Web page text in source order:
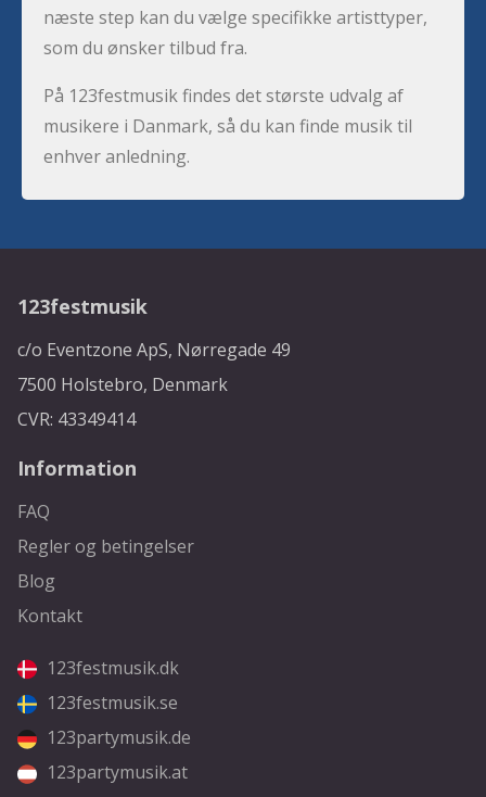
næste step kan du vælge specifikke artisttyper,
som du ønsker tilbud fra.
På 123festmusik findes det største udvalg af
musikere i Danmark, så du kan finde musik til
enhver anledning.
123festmusik
c/o Eventzone ApS, Nørregade 49
7500 Holstebro, Denmark
CVR: 43349414
Information
FAQ
Regler og betingelser
Blog
Kontakt
123festmusik.dk
123festmusik.se
123partymusik.de
123partymusik.at